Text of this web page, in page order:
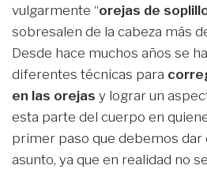
vulgarmente “orejas de
sobresalen de la cabeza más
Desde hace muchos años se
diferentes técnicas para
en las orejas y lograr un
esta parte del cuerpo en
primer paso que debemos dar
asunto, ya que en realidad no